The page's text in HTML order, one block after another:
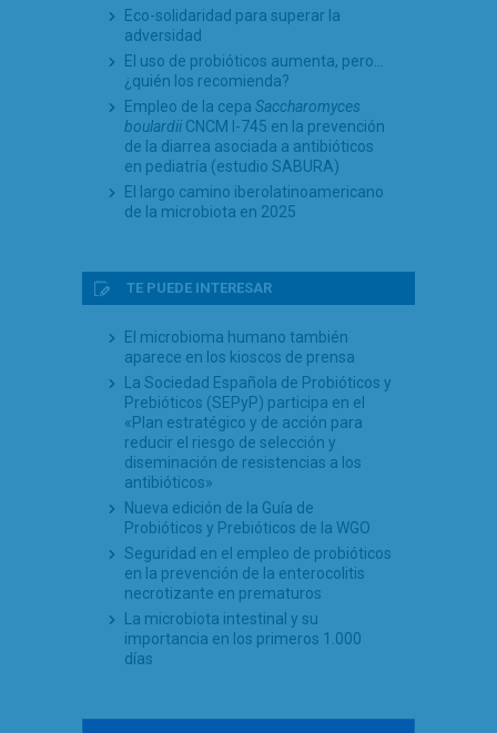
Eco-solidaridad para superar la
adversidad
El uso de probióticos aumenta, pero…
¿quién los recomienda?
Empleo de la cepa Saccharomyces
boulardii CNCM I-745 en la prevención
de la diarrea asociada a antibióticos
en pediatría (estudio SABURA)
El largo camino iberolatinoamericano
de la microbiota en 2025
TE PUEDE INTERESAR
El microbioma humano también
aparece en los kioscos de prensa
La Sociedad Española de Probióticos y
Prebióticos (SEPyP) participa en el
«Plan estratégico y de acción para
reducir el riesgo de selección y
diseminación de resistencias a los
antibióticos»
Nueva edición de la Guía de
Probióticos y Prebióticos de la WGO
Seguridad en el empleo de probióticos
en la prevención de la enterocolitis
necrotizante en prematuros
La microbiota intestinal y su
importancia en los primeros 1.000
días